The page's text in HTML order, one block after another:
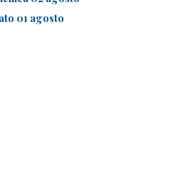
01 agosto